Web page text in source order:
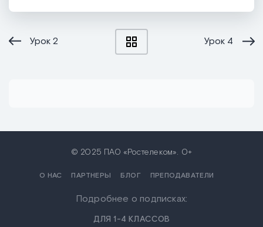
Урок2 Урок 4
© 2025 ПАО «Ростелеком». 0+
О НАС ПАРТНЕРЫ БЛОГ ПРЕПОДАВАТЕЛИ
Подробнее о подписках:
ДЛЯ 1-4 КЛАССОВ